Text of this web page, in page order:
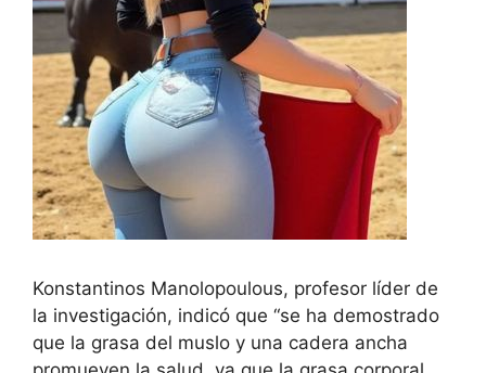
Konstantinos Manolopoulous, profesor líder de
la investigación, indicó que “se ha demostrado
que la grasa del muslo y una cadera ancha